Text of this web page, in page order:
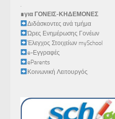
.
∎για ΓΟΝΕΙΣ-ΚΗΔΕΜΟΝΕΣ
Διδάσκοντες ανά τμήμα
Ώρες Ενημέρωσης Γονέων
Έλεγχος Στοιχείων mySchool
e-Εγγραφές
eParents
Κοινωνική Λειτουργός